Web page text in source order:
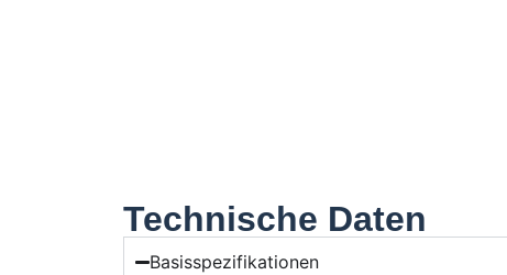
Technische Daten
Basisspezifikationen